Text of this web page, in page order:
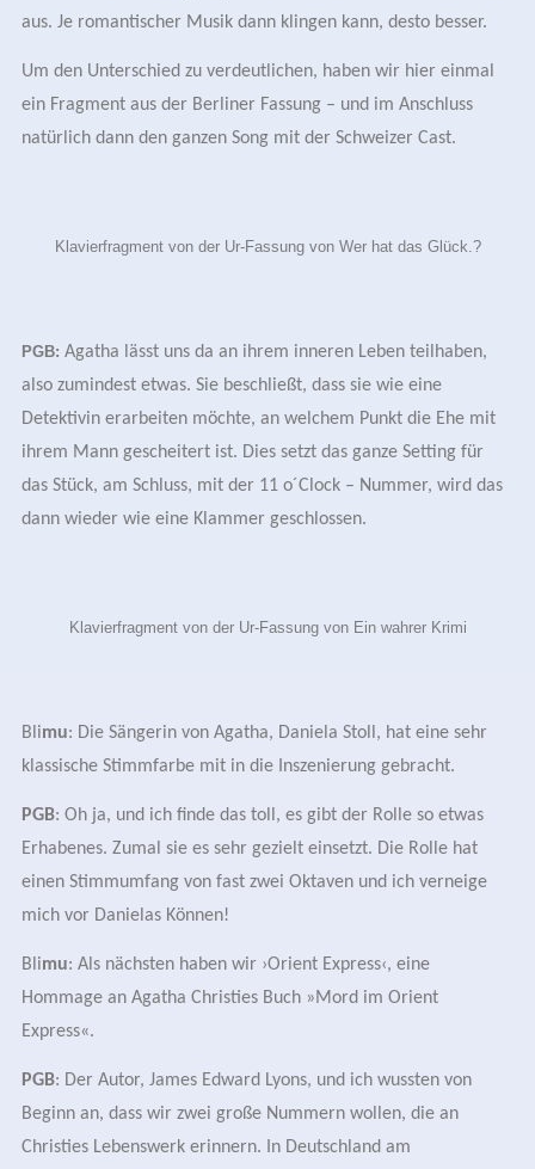
aus. Je romantischer Musik dann klingen kann, desto besser.
Um den Unterschied zu verdeutlichen, haben wir hier einmal
ein Fragment aus der Berliner Fassung – und im Anschluss
natürlich dann den ganzen Song mit der Schweizer Cast.
Klavierfragment von der Ur-Fassung von Wer hat das Glück.?
PGB: Agatha lässt uns da an ihrem inneren Leben teilhaben,
also zumindest etwas. Sie beschließt, dass sie wie eine
Detektivin erarbeiten möchte, an welchem Punkt die Ehe mit
ihrem Mann gescheitert ist. Dies setzt das ganze Setting für
das Stück, am Schluss, mit der 11 o´Clock – Nummer, wird das
dann wieder wie eine Klammer geschlossen.
Klavierfragment von der Ur-Fassung von Ein wahrer Krimi
Blimu: Die Sängerin von Agatha, Daniela Stoll, hat eine sehr
klassische Stimmfarbe mit in die Inszenierung gebracht.
PGB: Oh ja, und ich finde das toll, es gibt der Rolle so etwas
Erhabenes. Zumal sie es sehr gezielt einsetzt. Die Rolle hat
einen Stimmumfang von fast zwei Oktaven und ich verneige
mich vor Danielas Können!
Blimu: Als nächsten haben wir ›Orient Express‹, eine
Hommage an Agatha Christies Buch »Mord im Orient
Express«.
PGB: Der Autor, James Edward Lyons, und ich wussten von
Beginn an, dass wir zwei große Nummern wollen, die an
Christies Lebenswerk erinnern. In Deutschland am